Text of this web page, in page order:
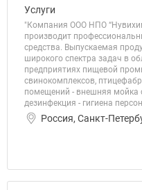
Услуги
"Компания ООО НПО
производит
средства. Выпускаемая
широкого спектра задач в
предприятиях пищевой
свинокомплексов,
помещений - внешняя мойка
дезинфекция - гигиена
Россия, Санкт-